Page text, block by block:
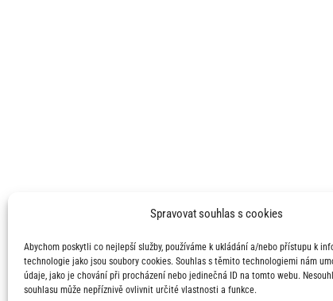
Spravovat souhlas s cookies
Abychom poskytli co nejlepší služby, používáme k ukládání a/nebo přístupu k
technologie jako jsou soubory cookies. Souhlas s těmito technologiemi nám
údaje, jako je chování při procházení nebo jedinečná ID na tomto webu.
souhlasu může nepříznivě ovlivnit určité vlastnosti a funkce.